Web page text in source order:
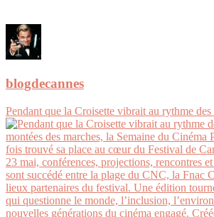
blogdecannes
Pendant que la Croisette vibrait au rythme des